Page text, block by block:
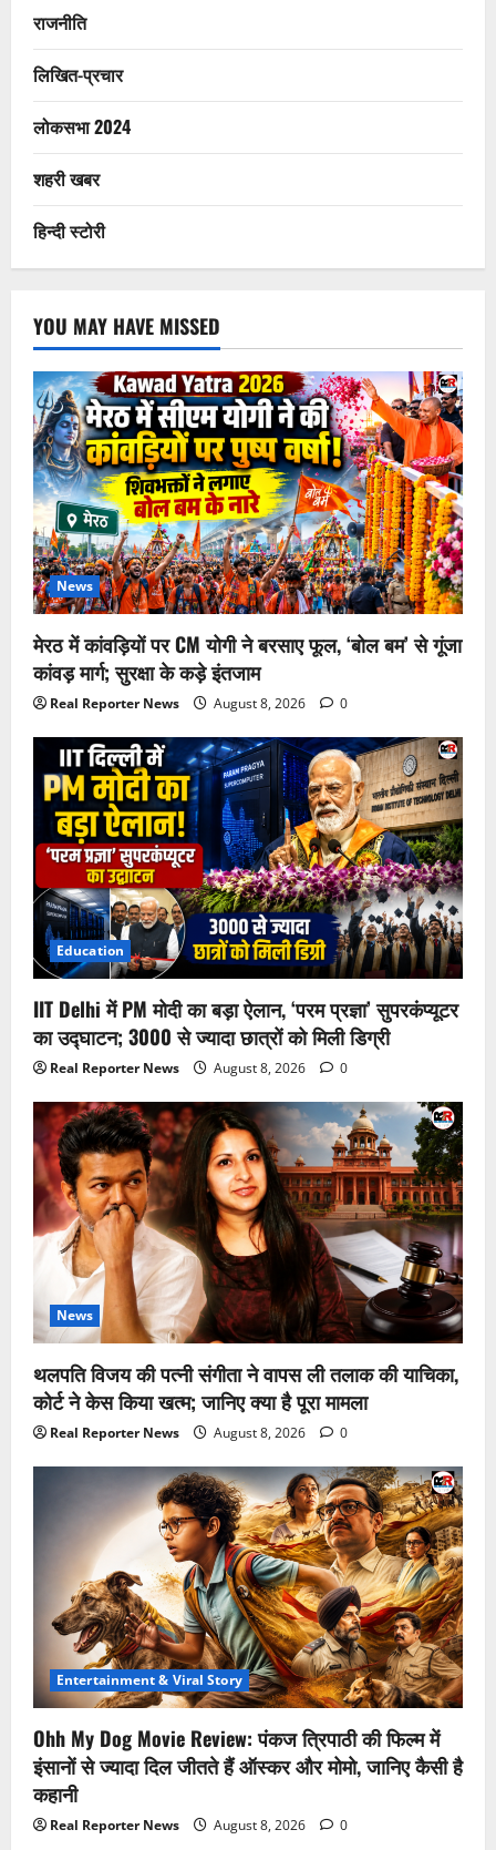
राजनीति
लिखित-प्रचार
लोकसभा 2024
शहरी खबर
हिन्दी स्टोरी
YOU MAY HAVE MISSED
News
मेरठ में कांवड़ियों पर CM योगी ने बरसाए फूल, ‘बोल बम’ से गूंजा
कांवड़ मार्ग; सुरक्षा के कड़े इंतजाम
Real Reporter News August 8, 2026 0
Education
IIT Delhi में PM मोदी का बड़ा ऐलान, ‘परम प्रज्ञा’ सुपरकंप्यूटर
का उद्घाटन; 3000 से ज्यादा छात्रों को मिली डिग्री
Real Reporter News August 8, 2026 0
News
थलपति विजय की पत्नी संगीता ने वापस ली तलाक की याचिका,
कोर्ट ने केस किया खत्म; जानिए क्या है पूरा मामला
Real Reporter News August 8, 2026 0
Entertainment & Viral Story
Ohh My Dog Movie Review: पंकज त्रिपाठी की फिल्म में
इंसानों से ज्यादा दिल जीतते हैं ऑस्कर और मोमो, जानिए कैसी है
कहानी
Real Reporter News August 8, 2026 0